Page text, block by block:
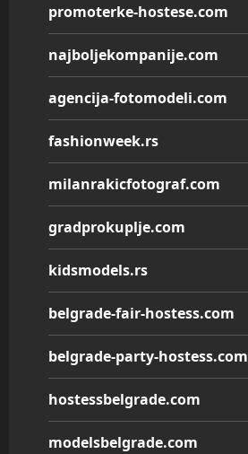
promoterke-hostese.com
najboljekompanije.com
agencija-fotomodeli.com
fashionweek.rs
milanrakicfotograf.com
gradprokuplje.com
kidsmodels.rs
belgrade-fair-hostess.com
belgrade-party-hostess.com
hostessbelgrade.com
modelsbelgrade.com